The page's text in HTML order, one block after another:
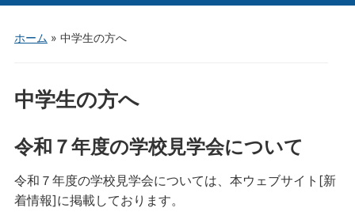
menu
ホーム » 中学生の方へ
中学生の方へ
令和７年度の学校見学会について
令和７年度の学校見学会については、本ウェブサイト[新
着情報]に掲載しております。